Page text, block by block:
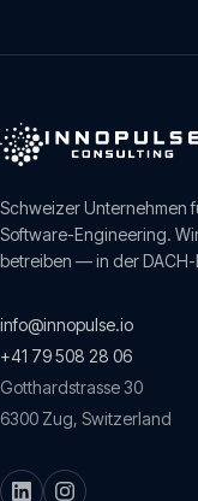
Schweizer Unternehmen
Software-Engineering.
betreiben — in der DACH-
info@innopulse.io
+41 79 508 28 06
Gotthardstrasse 30
6300 Zug, Switzerland